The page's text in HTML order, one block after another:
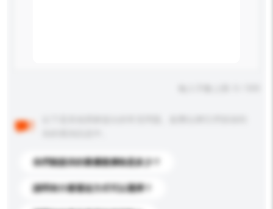
你們能提供的最優惠價格是多少？
請問有什麼運送方式可以選擇？